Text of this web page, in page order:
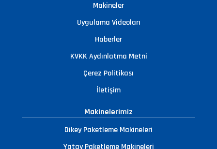
Makineler
Uygulama Videoları
Haberler
KVKK Aydınlatma Metni
Çerez Politikası
İletişim
Makinelerimiz
Dikey Paketleme Makineleri